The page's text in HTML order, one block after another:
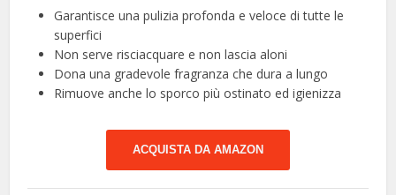
Garantisce una pulizia profonda e veloce di tutte le
superfici
Non serve risciacquare e non lascia aloni
Dona una gradevole fragranza che dura a lungo
Rimuove anche lo sporco più ostinato ed igienizza
ACQUISTA DA AMAZON